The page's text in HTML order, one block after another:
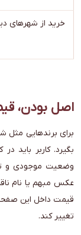
خرید از شهرهای
اصل بودن،
برای برندهایی مثل
بگیرد. کاربر باید
وضعیت موجودی و
عکس مبهم یا نام
قیمت داخل این
تغییر کند.